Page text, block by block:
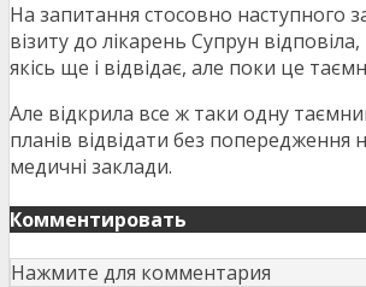
На запитання стосовно наступного
візиту до лікарень Супрун
якісь ще і відвідає, але поки це
Але відкрила все ж таки одну
планів відвідати без попередження
медичні заклади.
Комментировать
Нажмите для комментария